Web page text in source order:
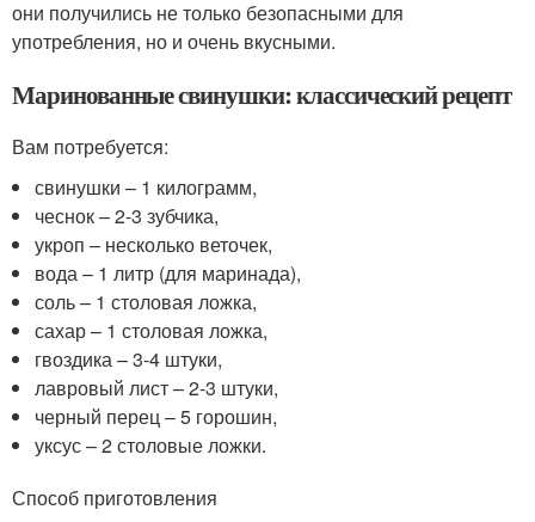
они получились не только безопасными для
употребления, но и очень вкусными.
Маринованные свинушки: классический рецепт
Вам потребуется:
свинушки – 1 килограмм,
чеснок – 2-3 зубчика,
укроп – несколько веточек,
вода – 1 литр (для маринада),
соль – 1 столовая ложка,
сахар – 1 столовая ложка,
гвоздика – 3-4 штуки,
лавровый лист – 2-3 штуки,
черный перец – 5 горошин,
уксус – 2 столовые ложки.
Способ приготовления